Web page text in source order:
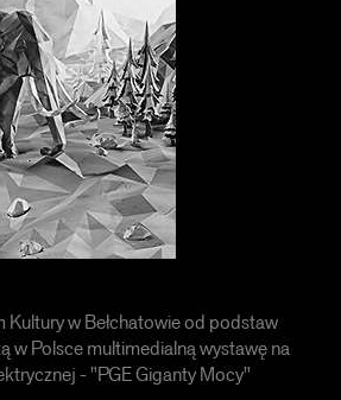
Kultury w Bełchatowie od podstaw
w Polsce multimedialną wystawę na
- "PGE Giganty Mocy"